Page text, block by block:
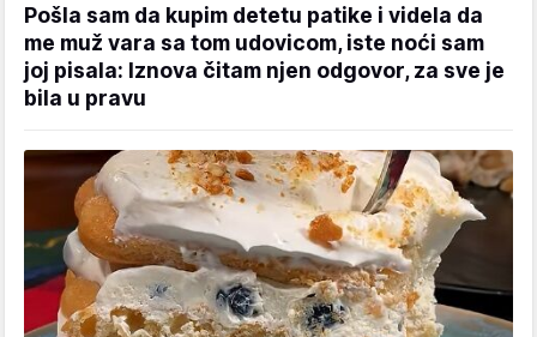
Pošla sam da kupim detetu patike i videla da
me muž vara sa tom udovicom, iste noći sam
joj pisala: Iznova čitam njen odgovor, za sve je
bila u pravu